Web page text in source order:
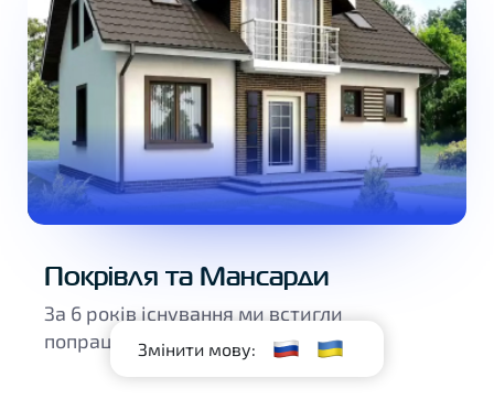
Покрівля та Мансарди
За 6 років існування ми встигли
попрацювати.Змінити мову: RU UA